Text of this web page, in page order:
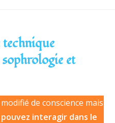
technique
et
de conscience mais
interagir dans le